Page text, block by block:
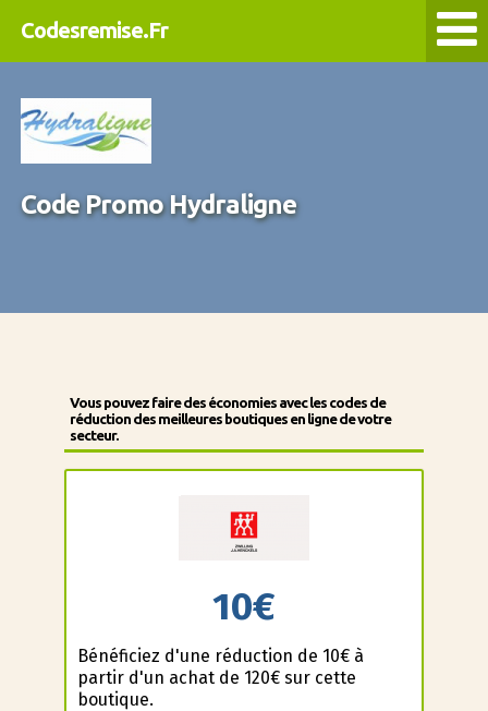
Codesremise.Fr
Code Promo Hydraligne
Vous pouvez faire des économies avec les codes de
réduction des meilleures boutiques en ligne de votre
secteur.
10€
Bénéficiez d'une réduction de 10€ à
partir d'un achat de 120€ sur cette
boutique.